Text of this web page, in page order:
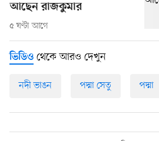
আছেন রাজকুমার
৫ ঘণ্টা আগে
ভিডিও থেকে আরও দেখুন
নদী ভাঙন পদ্মা সেতু পদ্মা